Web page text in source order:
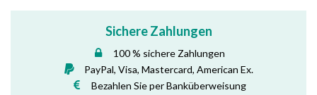
Sichere Zahlungen
100 % sichere Zahlungen
PayPal, Visa, Mastercard, American Ex.
Bezahlen Sie per Banküberweisung